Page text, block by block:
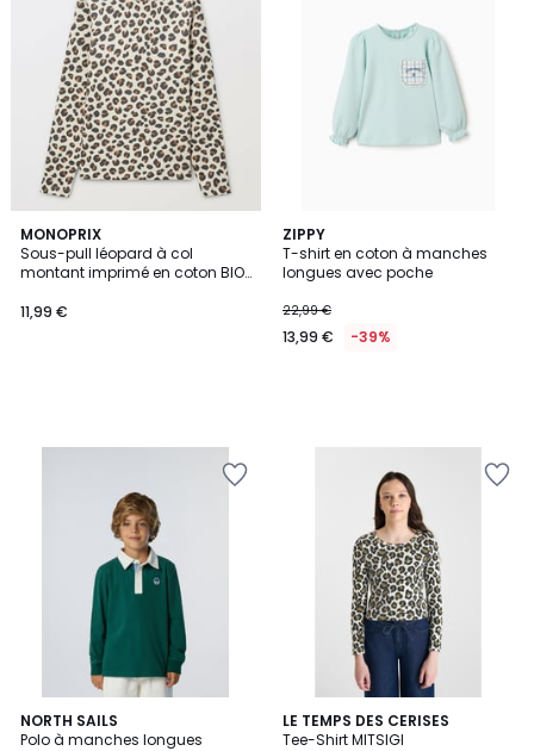
MONOPRIX
Sous-pull léopard à col
montant imprimé en coton BIO
11,99 €
ZIPPY
T-shirt en coton à manches
longues avec poche
22,99 €
13,99 € -39%
NORTH SAILS
Polo à manches longues
LE TEMPS DES CERISES
Tee-Shirt MITSIGI